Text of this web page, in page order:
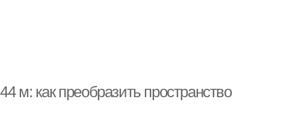
м: как преобразить пространство